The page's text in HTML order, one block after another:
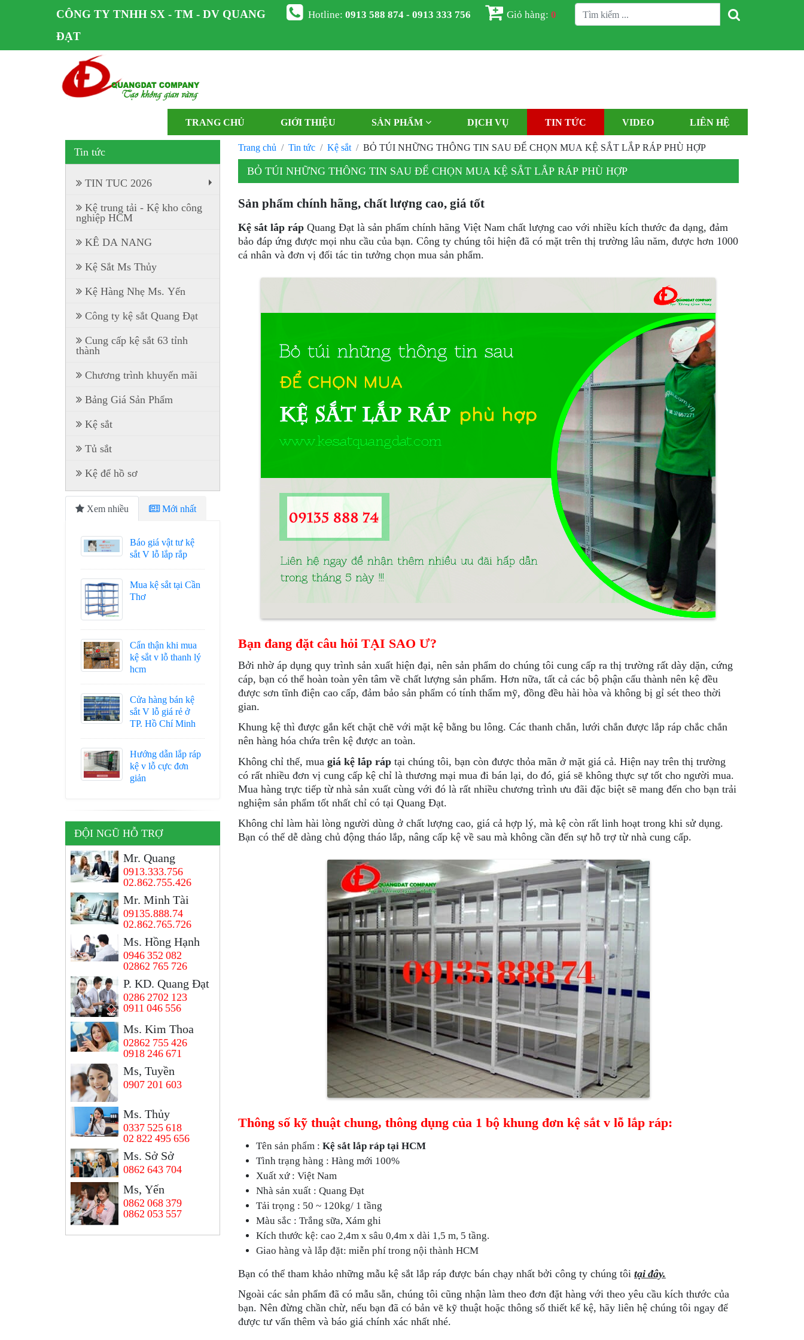
CÔNG TY TNHH SX - TM - DV QUANG
ĐẠT
Hotline:0913 588 874 - 0913 333 756 Giỏ hàng:0
TRANG CHỦ GIỚI THIỆU SẢN PHẨM DỊCH VỤ TIN TỨC VIDEO LIÊN HỆ
Trang chủ Tin tức Kệ sắt BỎ TÚI NHỮNG THÔNG TIN SAU ĐỂ CHỌN MUA KỆ SẮT LẮP RÁP PHÙ HỢP
BỎ TÚI NHỮNG THÔNG TIN SAU ĐỂ CHỌN MUA KỆ SẮT LẮP RÁP PHÙ HỢP
Sản phẩm chính hãng, chất lượng cao, giá tốt
Kệ sắt lắp ráp Quang Đạt là sản phẩm chính hãng Việt Nam chất lượng cao với nhiều kích thước đa dạng, đảm
bảo đáp ứng được mọi nhu cầu của bạn. Công ty chúng tôi hiện đã có mặt trên thị trường lâu năm, được hơn 1000
cá nhân và đơn vị đối tác tin tưởng chọn mua sản phẩm.
Bạn đang đặt câu hỏi TẠI SAO Ư?
Bởi nhờ áp dụng quy trình sản xuất hiện đại, nên sản phẩm do chúng tôi cung cấp ra thị trường rất dày dặn, cứng
cáp, bạn có thể hoàn toàn yên tâm về chất lượng sản phẩm. Hơn nữa, tất cả các bộ phận cấu thành nên kệ đều
được sơn tĩnh điện cao cấp, đảm bảo sản phẩm có tính thẩm mỹ, đồng đều hài hòa và không bị gỉ sét theo thời
gian.
Khung kệ thì được gắn kết chặt chẽ với mặt kệ bằng bu lông. Các thanh chắn, lưới chắn được lắp ráp chắc chắn
nên hàng hóa chứa trên kệ được an toàn.
Không chỉ thế, muagiá kệ lắp ráp tại chúng tôi, bạn còn được thỏa mãn ở mặt giá cả. Hiện nay trên thị trường
có rất nhiều đơn vị cung cấp kệ chỉ là thương mại mua đi bán lại, do đó, giá sẽ không thực sự tốt cho người mua.
Mua hàng trực tiếp từ nhà sản xuất cùng với đó là rất nhiều chương trình ưu đãi đặc biệt sẽ mang đến cho bạn trải
nghiệm sản phẩm tốt nhất chỉ có tại Quang Đạt.
Không chỉ làm hài lòng người dùng ở chất lượng cao, giá cả hợp lý, mà kệ còn rất linh hoạt trong khi sử dụng.
Bạn có thể dễ dàng chủ động tháo lắp, nâng cấp kệ về sau mà không cần đến sự hỗ trợ từ nhà cung cấp.
Thông số kỹ thuật chung, thông dụng của 1 bộ khung đơn kệ sắt v lỗ lắp ráp:
Tên sản phẩm :Kệ sắt lắp ráp tại HCM
Tình trạng hàng : Hàng mới 100%
Xuất xứ : Việt Nam
Nhà sản xuất : Quang Đạt
Tải trọng : 50 ~ 120kg/ 1 tầng
Màu sắc : Trắng sữa, Xám ghi
Kích thước kệ: cao 2,4m x sâu 0,4m x dài 1,5 m, 5 tầng.
Giao hàng và lắp đặt: miễn phí trong nội thành HCM
Bạn có thể tham khảo những mẫu kệ sắt lắp ráp được bán chạy nhất bởi công ty chúng tôitại đây.
Ngoài các sản phẩm đã có mẫu sẵn, chúng tôi cũng nhận làm theo đơn đặt hàng với theo yêu cầu kích thước của
bạn. Nên đừng chần chừ, nếu bạn đã có bản vẽ kỹ thuật hoặc thông số thiết kế kệ, hãy liên hệ chúng tôi ngay để
được tư vấn thêm và báo giá chính xác nhất nhé.
Tin tức
TIN TUC 2026
Kệ trung tải - Kệ kho công
nghiệp HCM
KÊ DA NANG
Kệ Sắt Ms Thủy
Kệ Hàng Nhẹ Ms. Yến
Công ty kệ sắt Quang Đạt
Cung cấp kệ sắt 63 tỉnh
thành
Chương trình khuyến mãi
Bảng Giá Sản Phẩm
Kệ sắt
Tủ sắt
Kệ để hồ sơ
Xem nhiều Mới nhất
Báo giá vật tư kệ
sắt V lỗ lắp rắp
Mua kệ sắt tại Cần
Thơ
Cẩn thận khi mua
kệ sắt v lỗ thanh lý
hcm
Cửa hàng bán kệ
sắt V lỗ giá rẻ ở
TP. Hồ Chí Minh
Hướng dẫn lắp ráp
kệ v lỗ cực đơn
giản
ĐỘI NGŨ HỖ TRỢ
Mr. Quang
0913.333.756
02.862.755.426
Mr. Minh Tài
09135.888.74
02.862.765.726
Ms. Hồng Hạnh
0946 352 082
02862 765 726
P. KD. Quang Đạt
0286 2702 123
0911 046 556
Ms. Kim Thoa
02862 755 426
0918 246 671
Ms, Tuyền
0907 201 603
Ms. Thủy
0337 525 618
02 822 495 656
Ms. Sở Sở
0862 643 704
Ms, Yến
0862 068 379
0862 053 557